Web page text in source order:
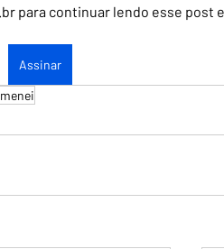
para continuar lendo esse post
Assinar